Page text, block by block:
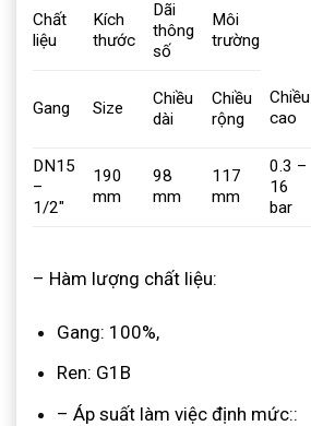
Chất
liệu
Kích
thước
Dãi
thông
số
Môi
trường
Gang Size
Chiều
dài
Chiều
rộng
Chiều
cao
DN15
–
1/2″
190
mm
98
mm
117
mm
0.3 –
16
bar
– Hàm lượng chất liệu:
Gang: 100%,
Ren: G1B
– Áp suất làm việc định mức::